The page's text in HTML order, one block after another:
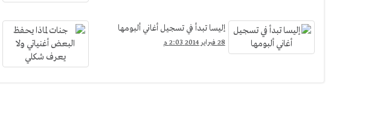
إليسا تبدأ في تسجيل أغاني ألبومها
28 فبراير 2014 2:03 م